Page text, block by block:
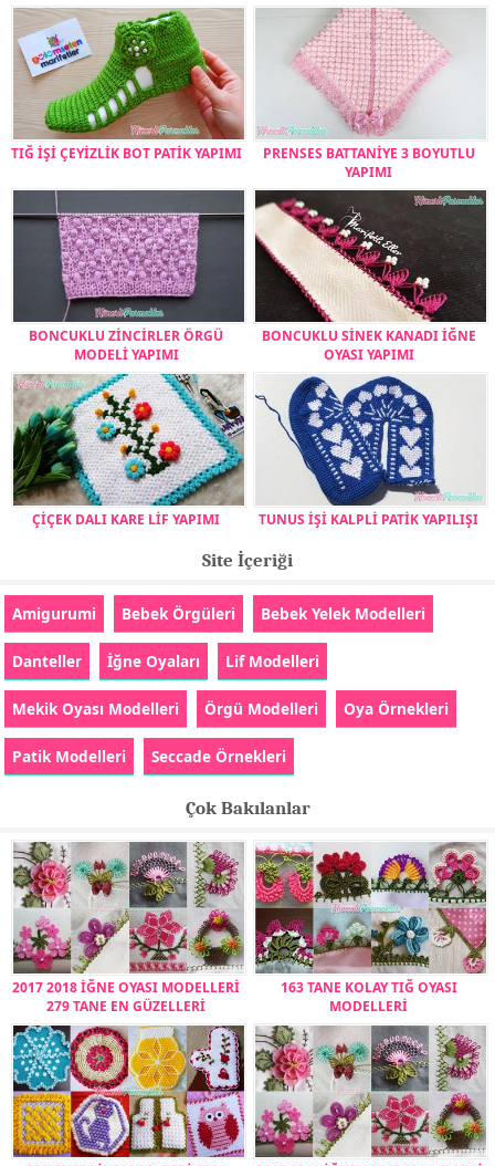
TIĞ İŞİ ÇEYİZLİK BOT PATİK YAPIMI
PRENSES BATTANİYE 3 BOYUTLU
YAPIMI
BONCUKLU ZİNCİRLER ÖRGÜ
MODELİ YAPIMI
BONCUKLU SİNEK KANADI İĞNE
OYASI YAPIMI
ÇİÇEK DALI KARE LİF YAPIMI TUNUS İŞİ KALPLİ PATİK YAPILIŞI
Site İçeriği
Amigurumi Bebek Örgüleri Bebek Yelek Modelleri
Danteller İğne Oyaları Lif Modelleri
Mekik Oyası Modelleri Örgü Modelleri Oya Örnekleri
Patik Modelleri Seccade Örnekleri
Çok Bakılanlar
2017 2018 İĞNE OYASI MODELLERİ
279 TANE EN GÜZELLERİ
163 TANE KOLAY TIĞ OYASI
MODELLERİ